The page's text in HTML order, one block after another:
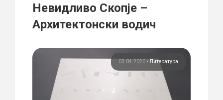
Невидливо Скопје –
Архитектонски водич
03.04.2020 • Литература